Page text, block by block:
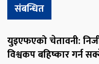
संबन्धित
युइएफएको चेतावनी:
विश्वकप बहिष्कार गर्न